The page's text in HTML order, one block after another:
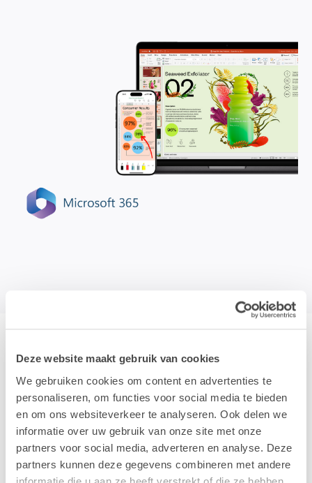
Deze website maakt gebruik van cookies
We gebruiken cookies om content en advertenties te
personaliseren, om functies voor social media te bieden
en om ons websiteverkeer te analyseren. Ook delen we
informatie over uw gebruik van onze site met onze
partners voor social media, adverteren en analyse. Deze
partners kunnen deze gegevens combineren met andere